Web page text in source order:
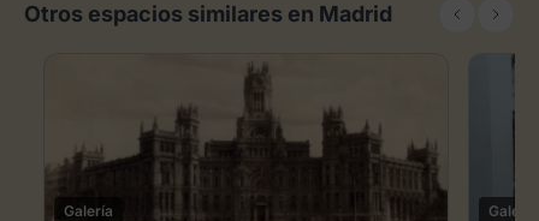
Otros espacios similares en Madrid
Galería Galería